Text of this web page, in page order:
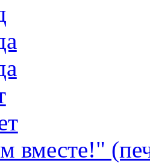
вместе!"